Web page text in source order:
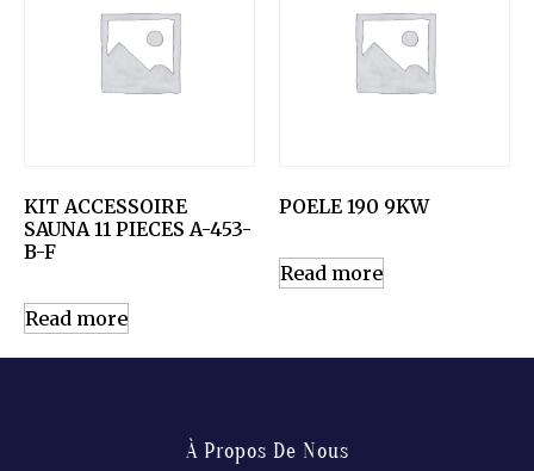
KIT ACCESSOIRE
SAUNA 11 PIECES A-453-
B-F
Read more
POELE 190 9KW
Read more
À Propos De Nous